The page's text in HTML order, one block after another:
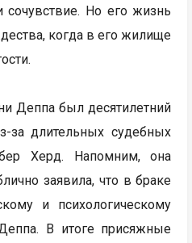
сочувствие. Но его жизнь
когда в его жилище
Деппа был десятилетний
за длительных судебных
Херд. Напомним, она
заявила, что в браке
и психологическому
В итоге присяжные